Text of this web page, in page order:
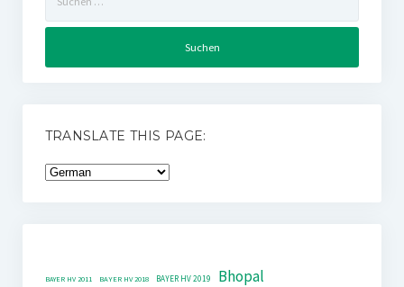
nach:
TRANSLATE THIS PAGE:
BAYER HV 2011 BAYER HV 2018 BAYER HV 2019 Bhopal